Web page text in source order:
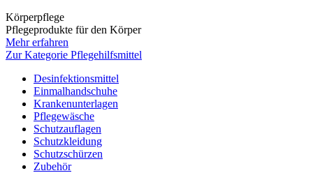
Körperpflege
Pflegeprodukte für den Körper
Mehr erfahren
Zur Kategorie Pflegehilfsmittel
Desinfektionsmittel
Einmalhandschuhe
Krankenunterlagen
Pflegewäsche
Schutzauflagen
Schutzkleidung
Schutzschürzen
Zubehör